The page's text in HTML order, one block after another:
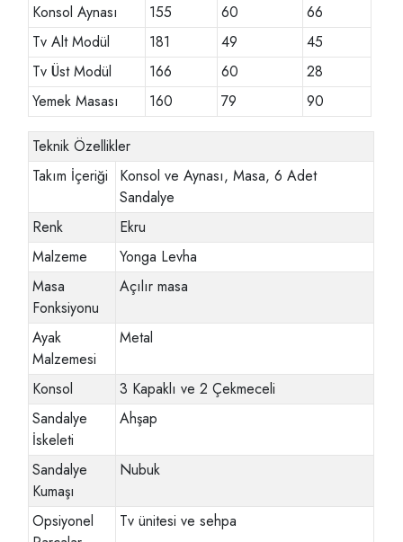
Konsol Aynası
155 60
66
Tv Alt Modül
181 49
45
Tv Üst Modül
166 60
28
Yemek Masası
160 79 90
Teknik Özellikler
Takım İçeriği
Konsol ve Aynası, Masa, 6 Adet
Sandalye
Renk
Ekru
Malzeme
Yonga Levha
Masa
Fonksiyonu
Açılır masa
Ayak
Malzemesi
Metal
Konsol
3 Kapaklı ve 2 Çekmeceli
Sandalye
İskeleti
Ahşap
Sandalye
Kumaşı
Nubuk
Opsiyonel
Tv ünitesi ve sehpa